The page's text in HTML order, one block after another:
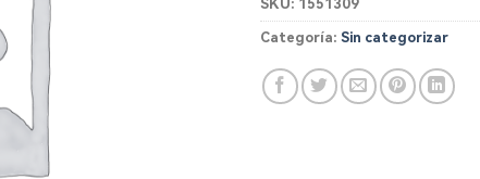
SKU: 1551309
Categoría: Sin categorizar